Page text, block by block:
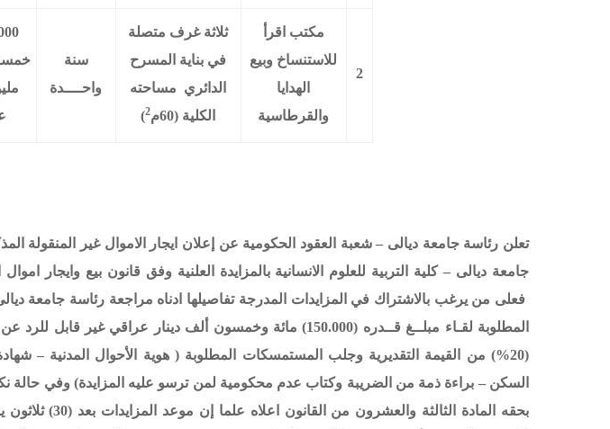
2
مكتب اقرأ
للاستنساخ وبيع
الهدايا
والقرطاسية
ثلاثة غرف متصلة
في بناية المسرح
الدائري مساحته
الكلية (60م
2
)
سنة
واحــــدة
تعلن رئاسة جامعة ديالى – شعبة العقود الحكومية عن إعلان ايجار
الاموال غير المنقولة
فعلى من يرغب بالاشتراك في المزايدات المدرجة تفاصيلها ادناه مراجعة رئاسة جامعة
المطلوبة لقـاء مبلــغ قــدره (150.000) مائة وخمسون ألف دينار عراقي
(20%) من القيمة التقديرية وجلب المستمسكات المطلوبة ( هوية الأحوال المدنية –
السكن – براءة ذمة من الضريبة وكتاب عدم محكومية لمن ترسو عليه المزايدة) وفي حالة
بحقه المادة الثالثة